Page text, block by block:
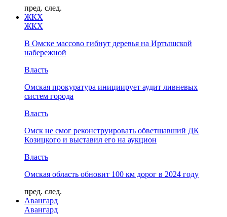
пред. след.
ЖКХ
ЖКХ
В Омске массово гибнут деревья на Иртышской
набережной
Власть
Омская прокуратура инициирует аудит ливневых
систем города
Власть
Омск не смог реконструировать обветшавший ДК
Козицкого и выставил его на аукцион
Власть
Омская область обновит 100 км дорог в 2024 году
пред. след.
Авангард
Авангард